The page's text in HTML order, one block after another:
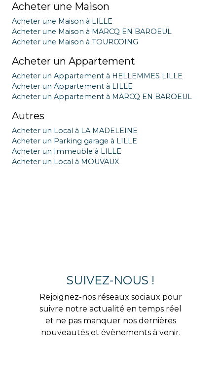
Acheter une Maison
Acheter une Maison à LILLE
Acheter une Maison à MARCQ EN BAROEUL
Acheter une Maison à TOURCOING
Acheter un Appartement
Acheter un Appartement à HELLEMMES LILLE
Acheter un Appartement à LILLE
Acheter un Appartement à MARCQ EN BAROEUL
Autres
Acheter un Local à LA MADELEINE
Acheter un Parking garage à LILLE
Acheter un Immeuble à LILLE
Acheter un Local à MOUVAUX
SUIVEZ-NOUS !
Rejoignez-nos réseaux sociaux pour
suivre notre actualité en temps réel
et ne pas manquer nos dernières
nouveautés et évènements à venir.